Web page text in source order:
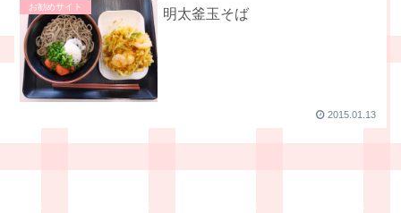
お勧めサイト 明太釜玉そば
2015.01.13